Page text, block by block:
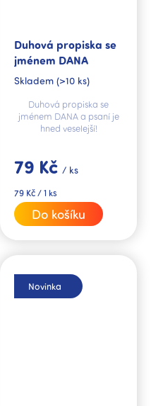
Duhová propiska se
jménem DANA
Skladem (>10 ks)
79 Kč / ks
Měrná
cena:
79 Kč / 1 ks
Do košíku
Duhová propiska se
jménem DANA a psaní je
hned veselejší!
Novinka